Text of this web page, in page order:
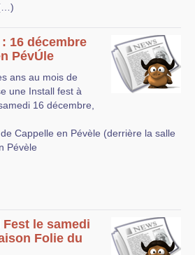
16 décembre
PévÚle
ans au mois de
une Install fest à
16 décembre,
Cappelle en Pévèle (derrière la salle
Pévèle
le samedi
Folie du